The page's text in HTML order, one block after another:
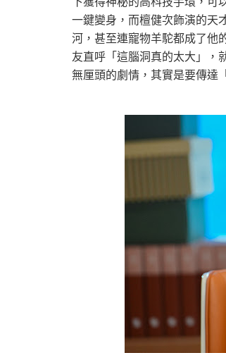
一鍵變身，而檀健次飾演的天
河，甚至連寵物羊駝都成了他
友直呼「這腦洞真的太大」，
無厘頭的劇情，其實是要傳達